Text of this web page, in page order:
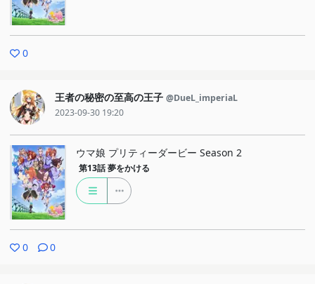
0
王者の秘密の至高の王子 @DueL_imperiaL
2023-09-30 19:20
ウマ娘 プリティーダービー Season 2
第13話 夢をかける
0 0